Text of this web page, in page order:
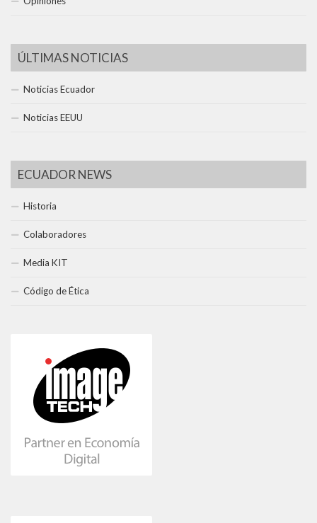
ÚLTIMAS NOTICIAS
Noticias Ecuador
Noticias EEUU
ECUADOR NEWS
Historia
Colaboradores
Media KIT
Código de Ética